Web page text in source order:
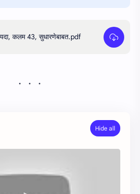
कलम 43, सुधारणेबाबत.pdf